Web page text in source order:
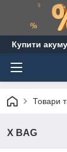
Купити
Товари
X BAG